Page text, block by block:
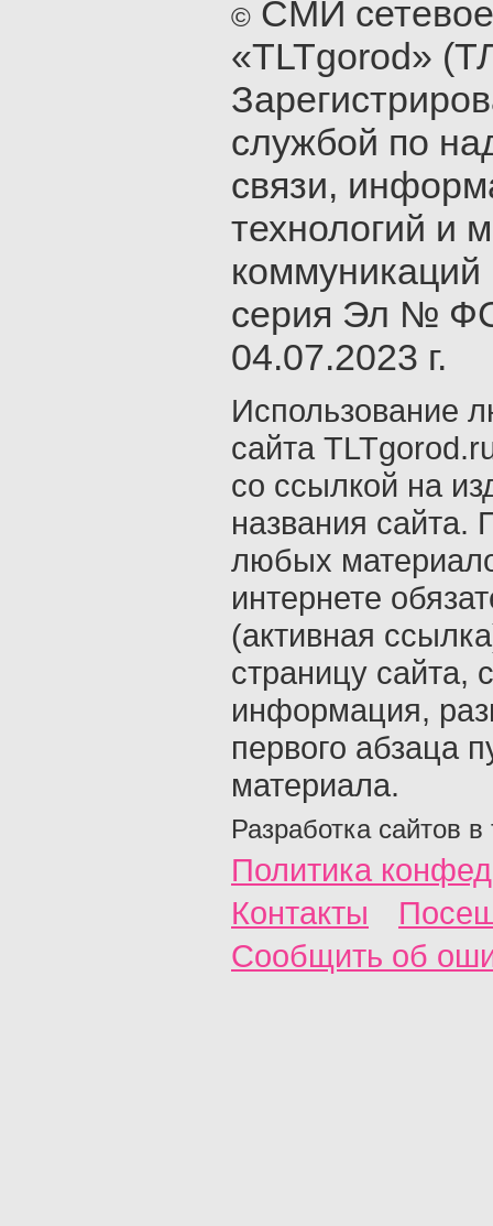
© СМИ
«TLTgorod»
службой по
связи,
технологий и
серия Эл №
04.07.2023 г.
Использование
сайта
со ссылкой на
названия сайта.
любых
интернете
(активная
страницу сайта,
информация,
первого абзаца
материала.
Разработка сайтов в
Политика
Контакты
Сообщить об